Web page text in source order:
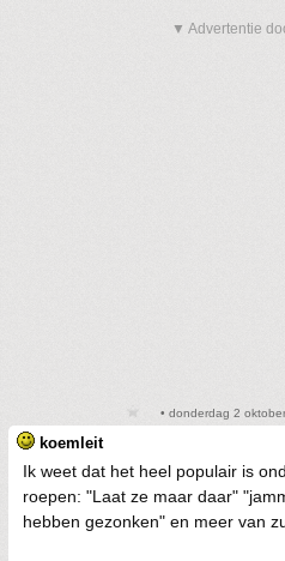
▼ Advertentie
• donderdag 2
koemleit
Ik weet dat het heel populair is
roepen: "Laat ze maar daar"
hebben gezonken" en meer van